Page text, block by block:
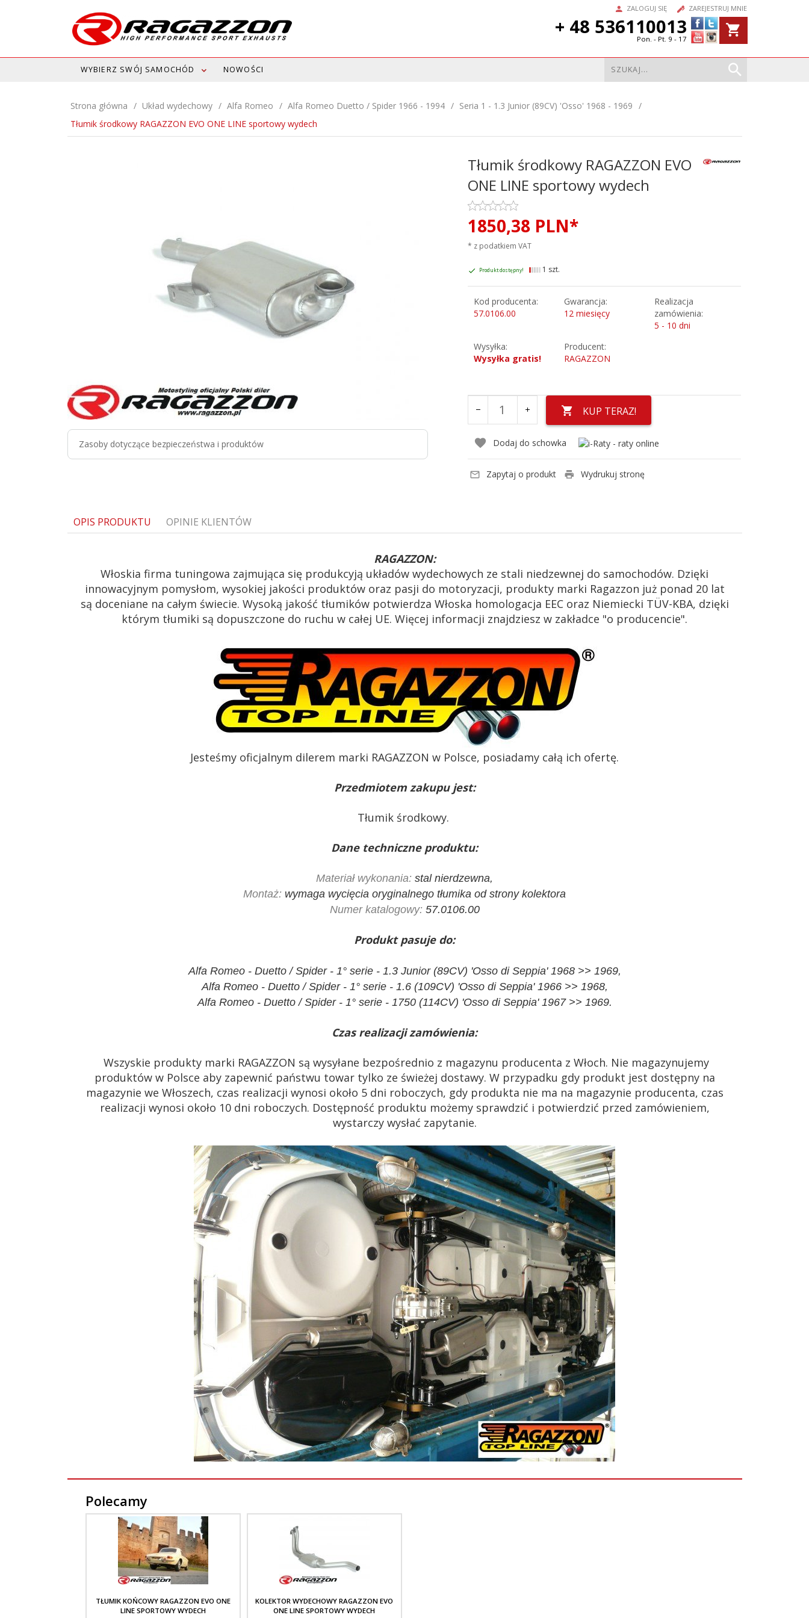
ZALOGUJ SIĘ ZAREJESTRUJ MNIE
+ 48 536110013
Pon. - Pt. 9 - 17
WYBIERZ SWÓJ SAMOCHÓD NOWOŚCI
Strona główna Układ wydechowy Alfa Romeo Alfa Romeo Duetto / Spider 1966 - 1994
Seria 1 - 1.3 Junior (89CV) 'Osso' 1968 - 1969
Tłumik środkowy RAGAZZON EVO ONE LINE sportowy wydech
Zasoby dotyczące bezpieczeństwa i produktów
Tłumik środkowy RAGAZZON EVO
ONE LINE sportowy wydech
1850,38 PLN*
* z podatkiem VAT
Produkt dostępny! 1 szt.
Kod producenta:
57.0106.00
Gwarancja:
12 miesięcy
Realizacja
zamówienia:
5 - 10 dni
Wysyłka:
Wysyłka gratis!
Producent:
RAGAZZON
KUP TERAZ!
Dodaj do schowka
Zapytaj o produkt Wydrukuj stronę
OPIS PRODUKTU OPINIE KLIENTÓW
RAGAZZON:
Włoskia firma tuningowa zajmująca się produkcyją układów wydechowych ze stali niedzewnej do samochodów. Dzięki
innowacyjnym pomysłom, wysokiej jakości produktów oraz pasji do motoryzacji, produkty marki Ragazzon już ponad 20 lat
są doceniane na całym świecie. Wysoką jakość tłumików potwierdza Włoska homologacja EEC oraz Niemiecki TÜV-KBA, dzięki
którym tłumiki są dopuszczone do ruchu w całej UE. Więcej informacji znajdziesz w zakładce "o producencie".
Jesteśmy oficjalnym dilerem marki RAGAZZON w Polsce, posiadamy całą ich ofertę.
Przedmiotem zakupu jest:
Tłumik środkowy.
Dane techniczne produktu:
Materiał wykonania: stal nierdzewna,
Montaż: wymaga wycięcia oryginalnego tłumika od strony kolektora
Numer katalogowy:57.0106.00
Produkt pasuje do:
Alfa Romeo - Duetto / Spider - 1° serie - 1.3 Junior (89CV) 'Osso di Seppia' 1968 >> 1969,
Alfa Romeo - Duetto / Spider - 1° serie - 1.6 (109CV) 'Osso di Seppia' 1966 >> 1968,
Alfa Romeo - Duetto / Spider - 1° serie - 1750 (114CV) 'Osso di Seppia' 1967 >> 1969.
Czas realizacji zamówienia:
Wszyskie produkty marki RAGAZZON są wysyłane bezpośrednio z magazynu producenta z Włoch. Nie magazynujemy
produktów w Polsce aby zapewnić państwu towar tylko ze świeżej dostawy. W przypadku gdy produkt jest dostępny na
magazynie we Włoszech, czas realizacji wynosi około 5 dni roboczych, gdy produkta nie ma na magazynie producenta, czas
realizacji wynosi około 10 dni roboczych. Dostępność produktu możemy sprawdzić i potwierdzić przed zamówieniem,
wystarczy wysłać zapytanie.
Polecamy
TŁUMIK KOŃCOWY RAGAZZON EVO ONE
LINE SPORTOWY WYDECH
KOLEKTOR WYDECHOWY RAGAZZON EVO
ONE LINE SPORTOWY WYDECH